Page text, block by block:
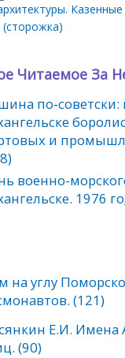
Читаемое За
по‑советски:
и
военно-
1976
на углу
(121)
Е.И. Имена
(90)